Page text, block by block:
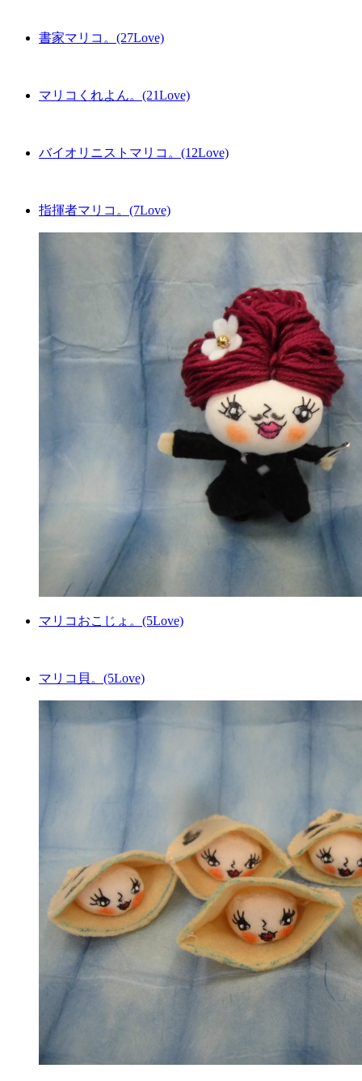
書家マリコ。(27Love)
マリコくれよん。(21Love)
バイオリニストマリコ。(12Love)
指揮者マリコ。(7Love)
マリコおこじょ。(5Love)
マリコ貝。(5Love)